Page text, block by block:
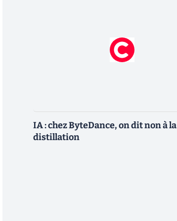
IA : chez ByteDance, on dit non à la
distillation